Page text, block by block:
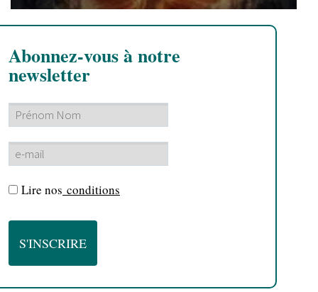
Abonnez-vous à notre
newsletter
Lire nos conditions